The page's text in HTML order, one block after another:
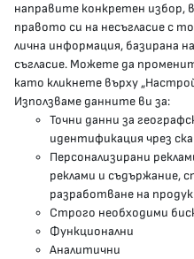
МЗ В СОЦИАЛНИТЕ
Facebook страница
Instragram профил
YouTube канал
Threads профил
Карта на сайта
направите конкретен избор,
правото си на несъгласие с
лична информация, базирана
съгласие. Можете да
като кликнете върху
Използваме данните ви за:
Точни данни за
идентификация чрез
Персонализирани
реклами и съдържание,
разработване на
Строго необходими
Функционални
Аналитични